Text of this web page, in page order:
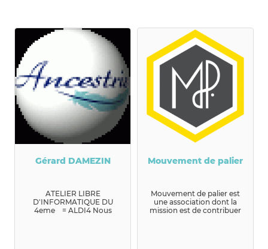
Gérard DAMEZIN
ATELIER LIBRE
D'INFORMATIQUE DU
4eme = ALDI4 Nous
Mouvement de palier
Mouvement de palier est
une association dont la
mission est de contribuer